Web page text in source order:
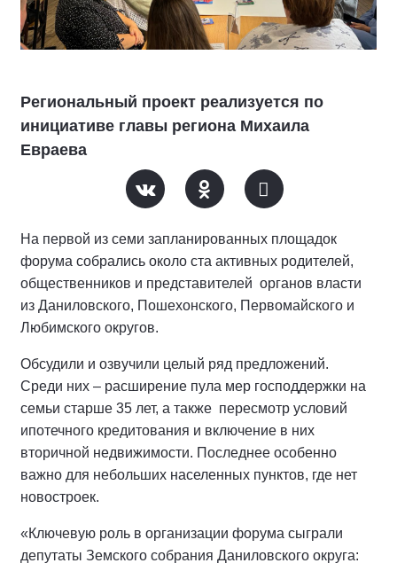
Региональный проект реализуется по
инициативе главы региона Михаила
Евраева
На первой из семи запланированных площадок
форума собрались около ста активных родителей,
общественников и представителей органов власти
из Даниловского, Пошехонского, Первомайского и
Любимского округов.
Обсудили и озвучили целый ряд предложений.
Среди них – расширение пула мер господдержки на
семьи старше 35 лет, а также пересмотр условий
ипотечного кредитования и включение в них
вторичной недвижимости. Последнее особенно
важно для небольших населенных пунктов, где нет
новостроек.
«Ключевую роль в организации форума сыграли
депутаты Земского собрания Даниловского округа: